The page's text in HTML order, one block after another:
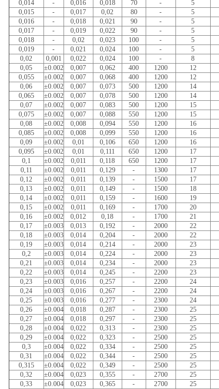
0,014 - 0,016 0,018 70 -
5
0,015
- 0,017 0,02 80 -
5
0,016
- 0,018 0,021 90 -
5
0,017
- 0,019 0,022 90 -
5
0,018
- 0,02 0,023 100 -
5
0,019
- 0,021 0,024 100 -
5
0,02
0,001 0,022 0,024 100 -
8
0,05
±0.002 0,007 0,062 400 1200
12
0,055
±0.002 0,007 0,068 400 1200
12
0,06
±0.002 0,007 0,073 500 1200
14
0,065
±0.002 0,007 0,078 500 1200
14
0,07
±0.002 0,007 0,083 500 1200
15
0,075
±0.002 0,007 0,088 550 1200
15
0,08
±0.002 0,008 0,094 550 1200
16
0,085
±0.002 0,008 0,099 550 1200
16
0,09
±0.002 0,01 0,106 650 1200
16
0,095
±0.002 0,01 0,111 650 1200
17
0,1
±0.002 0,011 0,118 650 1200
17
0,11
±0.002 0,011 0,129 - 1300
17
0,12
±0.002 0,011 0,139 - 1500
17
0,13
±0.002 0,011 0,149 - 1500
18
0,14
±0.002 0,011 0,159 - 1600
19
0,15
±0.002 0,011 0,169 - 1700
20
0,16
±0.002 0,012 0,18 - 1700
21
0,17
±0.003 0,013 0,192 - 2000
22
0,18
±0.003 0,014 0,204 - 2000
22
0,19
±0.003 0,014 0,214 - 2000
23
0,2
±0.003 0,014 0,224 - 2000
23
0,21
±0.003 0,014 0,234 - 2000
23
0,22
±0.003 0,014 0,245 - 2200
23
0,23
±0.003 0,016 0,257 - 2200
24
0,24
±0.003 0,016 0,267 - 2200
24
0,25
±0.003 0,016 0,277 - 2300
24
0,26
±0.004 0,018 0,287 - 2300
25
0,27
±0.004 0,018 0,297 - 2300
25
0,28
±0.004 0,022 0,313 - 2300
25
0,29
±0.004 0,022 0,323 - 2500
25
0,3
±0.004 0,022 0,334 - 2500
25
0,31
±0.004 0,022 0,344 - 2500
25
0,315
±0.004 0,022 0,349 - 2500
25
0,32
±0.004 0,023 0,355 - 2700
25
0,33
±0.004 0,023 0,365 - 2700
25